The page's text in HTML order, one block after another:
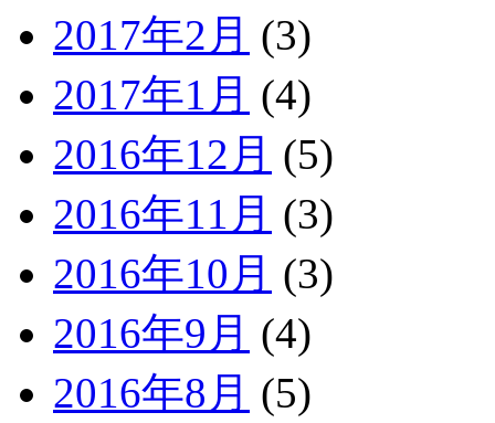
2017年2月 (3)
2017年1月 (4)
2016年12月 (5)
2016年11月 (3)
2016年10月 (3)
2016年9月 (4)
2016年8月 (5)